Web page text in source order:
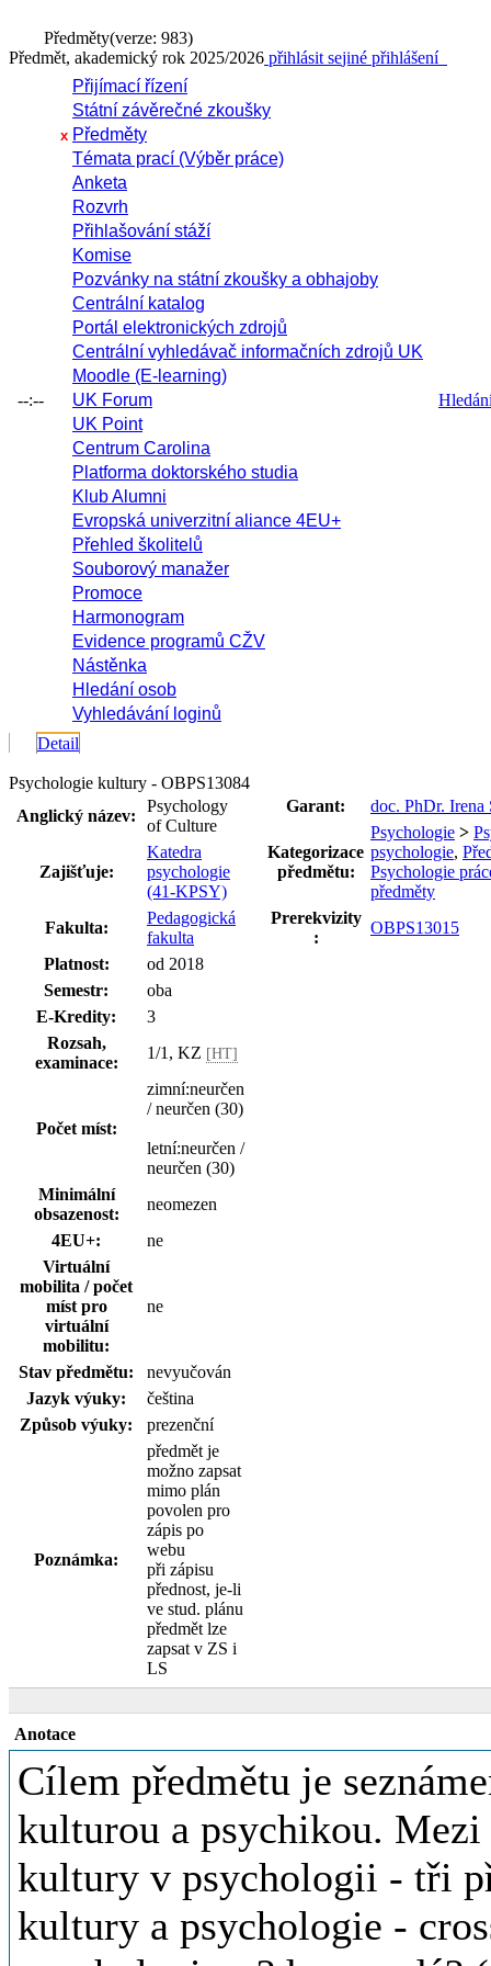
Předměty(verze: 983)
Předmět, akademický rok 2025/2026 přihlásit sejiné přihlášení
--:--
Přijímací řízení
Státní závěrečné zkoušky
x Předměty
Témata prací (Výběr práce)
Anketa
Rozvrh
Přihlašování stáží
Komise
Pozvánky na státní zkoušky a obhajoby
Centrální katalog
Portál elektronických zdrojů
Centrální vyhledávač informačních zdrojů UK
Moodle (E-learning)
UK Forum
UK Point
Centrum Carolina
Platforma doktorského studia
Klub Alumni
Evropská univerzitní aliance 4EU+
Přehled školitelů
Souborový manažer
Promoce
Harmonogram
Evidence programů CŽV
Nástěnka
Hledání osob
Vyhledávání loginů
Detail
Psychologie kultury - OBPS13084
Anglický název:
Psychology
of Culture
Zajišťuje:
Katedra
psychologie
(41-KPSY)
Fakulta:
Pedagogická
fakulta
Platnost:
od 2018
Semestr:
oba
E-Kredity:
3
Rozsah,
examinace:
1/1, KZ [HT]
Počet míst:
zimní:neurčen
/ neurčen (30)
letní:neurčen /
neurčen (30)
Minimální
obsazenost:
neomezen
4EU+:
ne
Virtuální
mobilita / počet
míst pro
virtuální
mobilitu:
ne
Stav předmětu:
nevyučován
Jazyk výuky:
čeština
Způsob výuky:
prezenční
Poznámka:
předmět je
možno zapsat
mimo plán
povolen pro
zápis po
webu
při zápisu
přednost, je-li
ve stud. plánu
předmět lze
zapsat v ZS i
LS
Garant: doc. PhDr. Irena
Kategorizace
předmětu:
Psychologie >
psychologie,
Psychologie
předměty
Prerekvizity
:
OBPS13015
Anotace
Cílem předmětu je
kulturou a psychikou.
kultury v psychologii - tři
kultury a psychologie -